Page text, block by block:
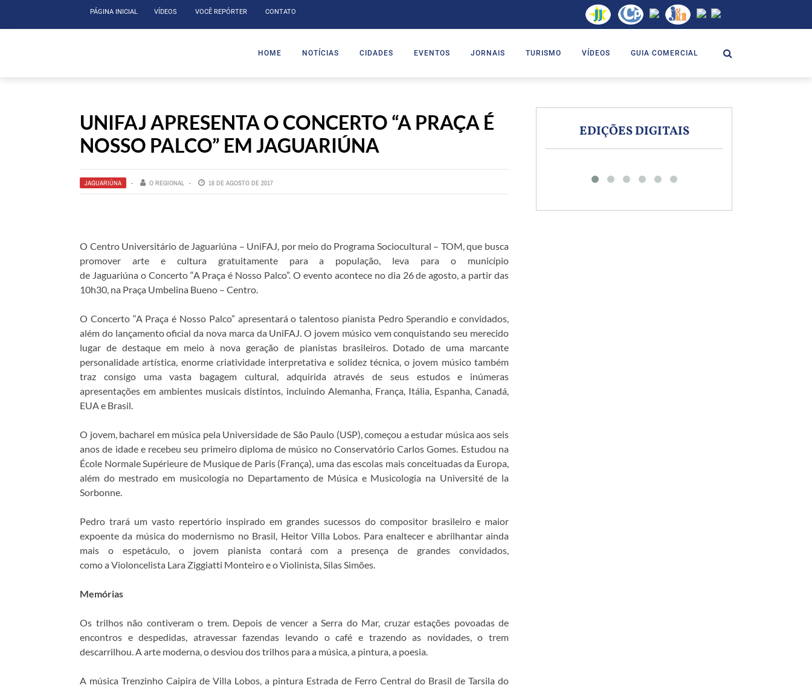
PÁGINA INICIAL VÍDEOS VOCÊ REPÓRTER CONTATO
HOME NOTÍCIAS CIDADES EVENTOS JORNAIS TURISMO VÍDEOS GUIA COMERCIAL
UNIFAJ APRESENTA O CONCERTO “A PRAÇA É
NOSSO PALCO” EM JAGUARIÚNA
JAGUARIÚNA O REGIONAL 18 DE AGOSTO DE 2017
O Centro Universitário de Jaguariúna – UniFAJ, por meio do Programa Sociocultural – TOM, que busca
promover arte e cultura gratuitamente para a população, leva para o município
de Jaguariúna o Concerto “A Praça é Nosso Palco”. O evento acontece no dia 26 de agosto, a partir das
10h30, na Praça Umbelina Bueno – Centro.
O Concerto “A Praça é Nosso Palco” apresentará o talentoso pianista Pedro Sperandio e convidados,
além do lançamento oficial da nova marca da UniFAJ. O jovem músico vem conquistando seu merecido
lugar de destaque em meio à nova geração de pianistas brasileiros. Dotado de uma marcante
personalidade artística, enorme criatividade interpretativa e solidez técnica, o jovem músico também
traz consigo uma vasta bagagem cultural, adquirida através de seus estudos e inúmeras
apresentações em ambientes musicais distintos, incluindo Alemanha, França, Itália, Espanha, Canadá,
EUA e Brasil.
O jovem, bacharel em música pela Universidade de São Paulo (USP), começou a estudar música aos seis
anos de idade e recebeu seu primeiro diploma de músico no Conservatório Carlos Gomes. Estudou na
École Normale Supérieure de Musique de Paris (França), uma das escolas mais conceituadas da Europa,
além do mestrado em musicologia no Departamento de Música e Musicologia na Université de la
Sorbonne.
Pedro trará um vasto repertório inspirado em grandes sucessos do compositor brasileiro e maior
expoente da música do modernismo no Brasil, Heitor Villa Lobos. Para enaltecer e abrilhantar ainda
mais o espetáculo, o jovem pianista contará com a presença de grandes convidados,
como a Violoncelista Lara Ziggiatti Monteiro e o Violinista, Silas Simões.
Memórias
Os trilhos não contiveram o trem. Depois de vencer a Serra do Mar, cruzar estações povoadas de
encontros e despedidas, atravessar fazendas levando o café e trazendo as novidades, o trem
descarrilhou. A arte moderna, o desviou dos trilhos para a música, a pintura, a poesia.
A música Trenzinho Caipira de Villa Lobos, a pintura Estrada de Ferro Central do Brasil de Tarsila do
EDIÇÕES DIGITAIS